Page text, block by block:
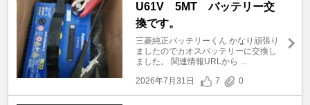
U61V 5MT バッテリー交
換です。
三菱純正バッテリーくん かなり頑張り
ましたのでカオスバッテリーに交換し
ました。 関連情報URLから ...
2026年7月31日
7 0